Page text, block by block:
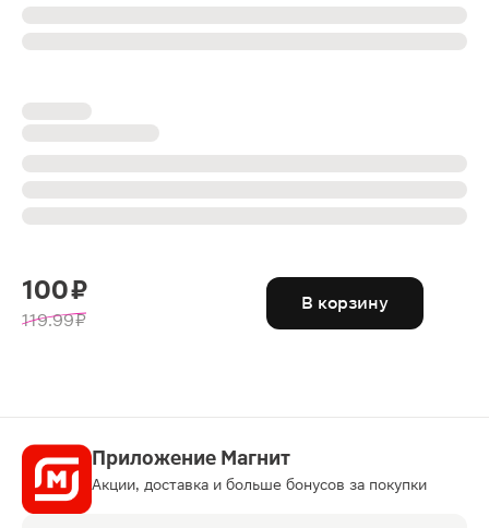
100 ₽
119.99 ₽
В корзину
Приложение Магнит
Акции, доставка и больше бонусов за покупки